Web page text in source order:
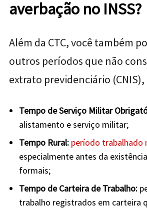
averbação no INSS?
Além da CTC, você também
outros períodos que não
extrato previdenciário (CNIS),
Tempo de Serviço Militar
alistamento e serviço militar;
Tempo Rural: período trabalhado
especialmente antes da
formais;
Tempo de Carteira de Trabalho:
trabalho registrados em carteira